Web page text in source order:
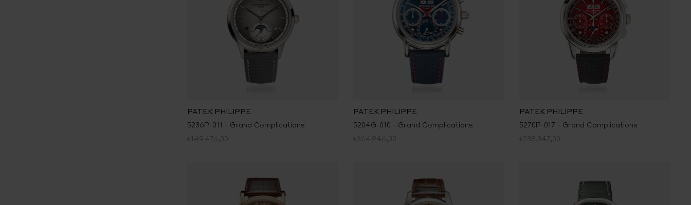
PATEK PHILIPPE
5236P-011 - Grand Complications
€149.476,00
PATEK PHILIPPE
5204G-010 - Grand Complications
€364.946,00
PATEK PHILIPPE
5270P-017 - Grand Complications
€238.347,00